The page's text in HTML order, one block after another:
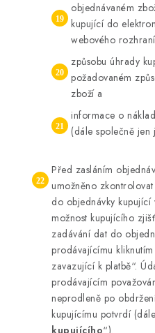
objednávaném
kupující do
webového
způsobu úhrady
požadovaném
zboží a
informace o
(dále společně jen
Před zasláním
umožněno
do objednávky
možnost kupujícího
zadávání dat do
prodávajícímu
zavazující k platbě“.
prodávajícím
neprodleně po
kupujícímu potvrdí